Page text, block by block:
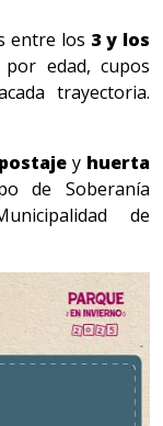
entre los 3 y los
edad, cupos
trayectoria.
y huerta
de Soberanía
de